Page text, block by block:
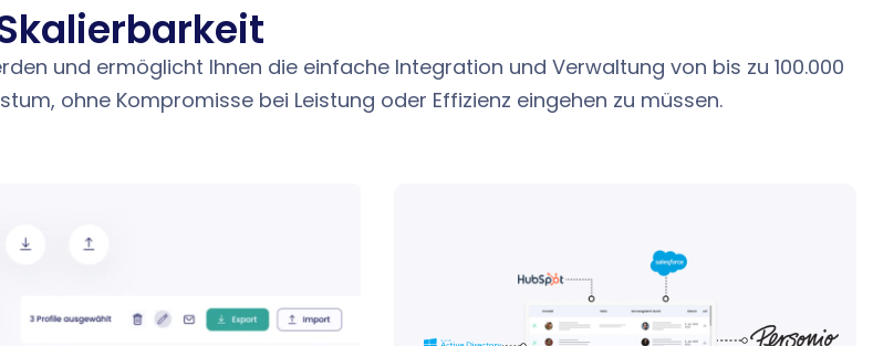
und ermöglicht Ihnen die einfache Integration und Verwaltung von bis zu 100.000
ohne Kompromisse bei Leistung oder Effizienz eingehen zu müssen.